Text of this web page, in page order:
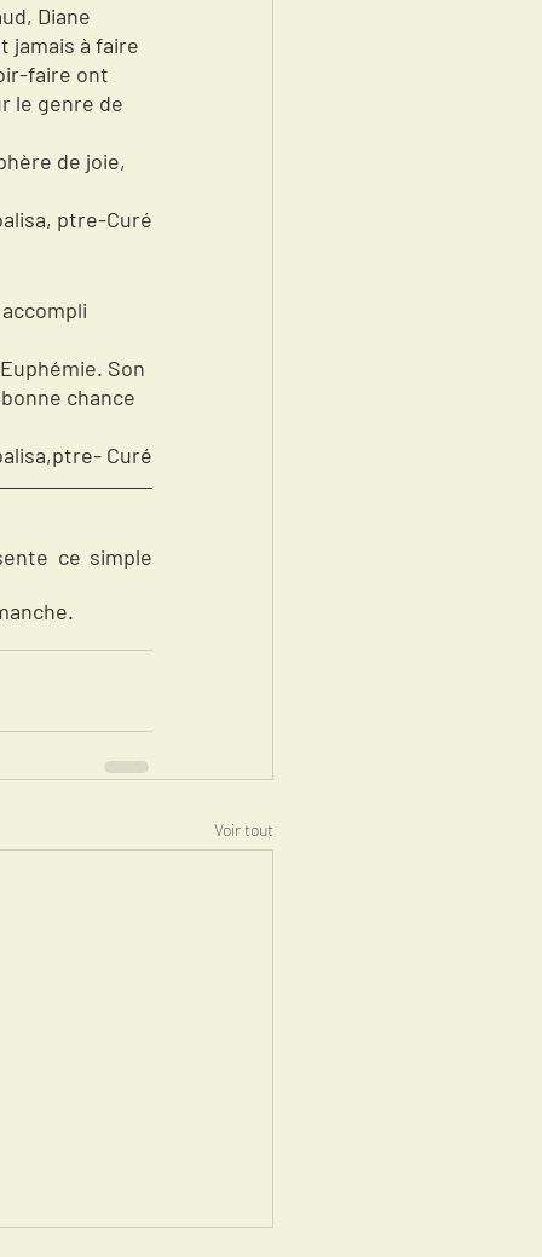
Diane
jamais à faire
faire ont
le genre de
de joie,
ptre-Curé
Son
chance
Curé
Voir tout